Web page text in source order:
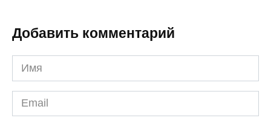
Добавить комментарий
Имя
*
Email
*